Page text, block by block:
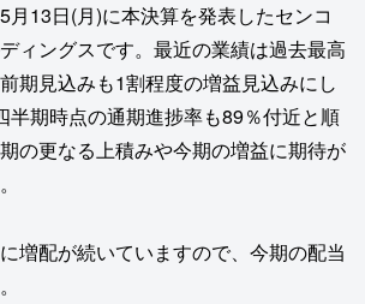
月13日(月)に本決算を発表したセンコ
ィングスです。最近の業績は過去最高
期見込みも1割程度の増益見込みにし
半期時点の通期進捗率も89％付近と順
の更なる上積みや今期の増益に期待が
増配が続いていますので、今期の配当